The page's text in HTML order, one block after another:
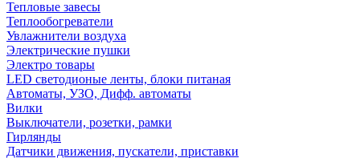
Тепловые завесы
Теплообогреватели
Увлажнители воздуха
Электрические пушки
Электро товары
LED светодионые ленты, блоки питаная
Автоматы, УЗО, Дифф. автоматы
Вилки
Выключатели, розетки, рамки
Гирлянды
Датчики движения, пускатели, приставки